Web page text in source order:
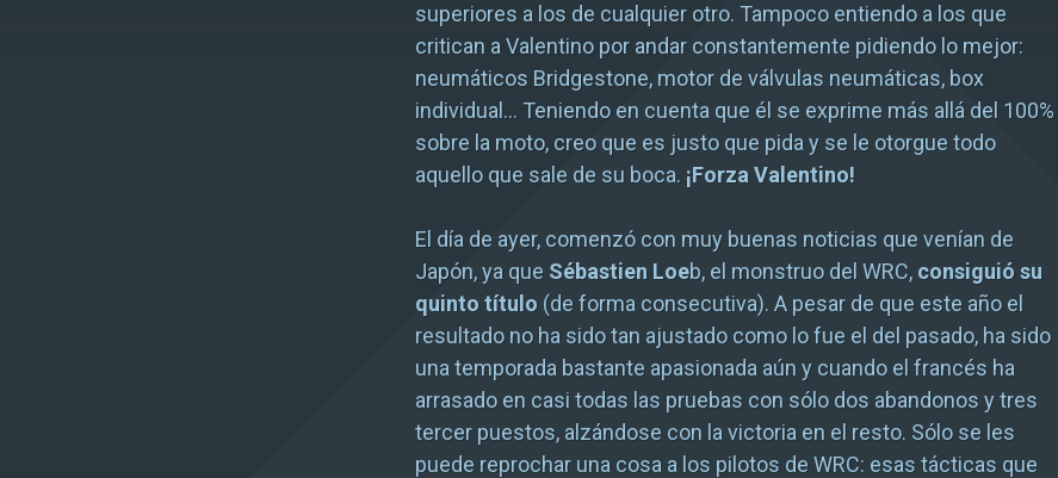
superiores a los de cualquier otro. Tampoco entiendo a los que
critican a Valentino por andar constantemente pidiendo lo mejor:
neumáticos Bridgestone, motor de válvulas neumáticas, box
individual… Teniendo en cuenta que él se exprime más allá del 100%
sobre la moto, creo que es justo que pida y se le otorgue todo
aquello que sale de su boca. ¡Forza Valentino!
El día de ayer, comenzó con muy buenas noticias que venían de
Japón, ya que Sébastien Loeb, el monstruo del WRC, consiguió su
quinto título (de forma consecutiva). A pesar de que este año el
resultado no ha sido tan ajustado como lo fue el del pasado, ha sido
una temporada bastante apasionada aún y cuando el francés ha
arrasado en casi todas las pruebas con sólo dos abandonos y tres
tercer puestos, alzándose con la victoria en el resto. Sólo se les
puede reprochar una cosa a los pilotos de WRC: esas tácticas que